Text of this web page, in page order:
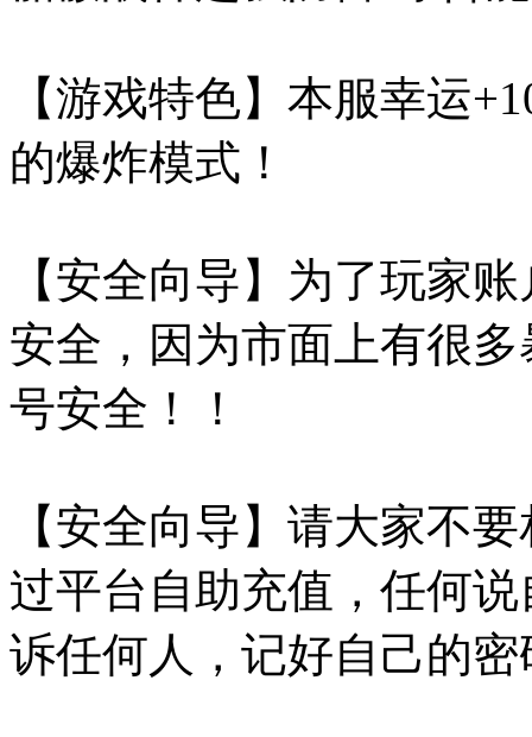
【游戏特色】本服幸运
的爆炸模式！
【安全向导】为了玩家
安全，因为市面上有很
号安全！！
【安全向导】请大家不
过平台自助充值，任何
诉任何人，记好自己的